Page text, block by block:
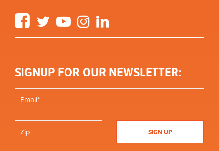
FacebookTwitter YouTube Instagram
SIGNUP FOR OUR NEWSLETTER: